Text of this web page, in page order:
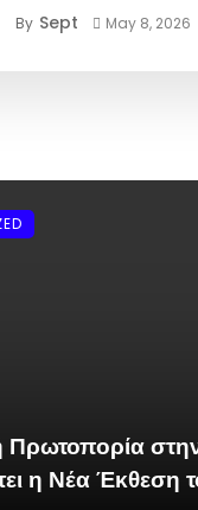
By Sept May 8, 2026
Πρωτοπορία
η Νέα Έκθεση